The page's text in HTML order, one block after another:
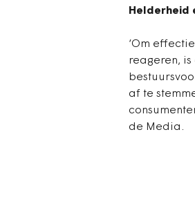
Helderheid
‘Om
reageren,
af te
de Media.